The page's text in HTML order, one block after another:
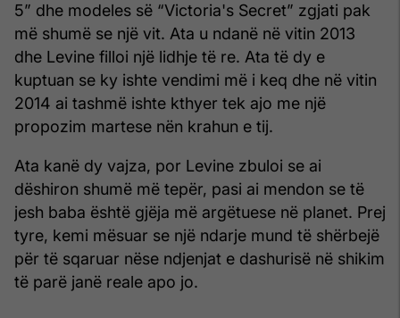
5” dhe modeles së “Victoria's Secret” zgjati pak
më shumë se një vit. Ata u ndanë në vitin 2013
dhe Levine filloi një lidhje të re. Ata të dy e
kuptuan se ky ishte vendimi më i keq dhe në vitin
2014 ai tashmë ishte kthyer tek ajo me një
propozim martese nën krahun e tij.
Ata kanë dy vajza, por Levine zbuloi se ai
dëshiron shumë më tepër, pasi ai mendon se të
jesh baba është gjëja më argëtuese në planet. Prej
tyre, kemi mësuar se një ndarje mund të shërbejë
për të sqaruar nëse ndjenjat e dashurisë në shikim
të parë janë reale apo jo.